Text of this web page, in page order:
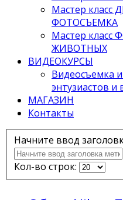
Мастер класс
ФОТОСЪЕМКА
Мастер
ЖИВОТНЫХ
ВИДЕОКУРСЫ
Видеосъемка
энтузиастов и
МАГАЗИН
Контакты
Начните ввод
Кол-во строк: